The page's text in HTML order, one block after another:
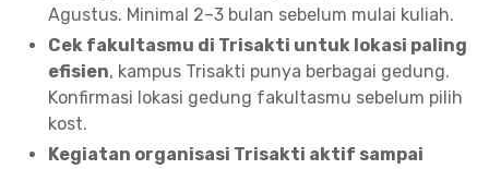
Agustus. Minimal 2–3 bulan sebelum mulai kuliah.
Cek fakultasmu di Trisakti untuk lokasi paling
efisien, kampus Trisakti punya berbagai gedung.
Konfirmasi lokasi gedung fakultasmu sebelum pilih
kost.
Kegiatan organisasi Trisakti aktif sampai